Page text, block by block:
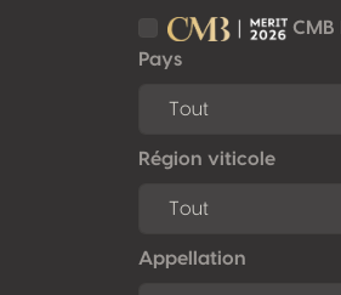
Pays
Région viticole
Appellation